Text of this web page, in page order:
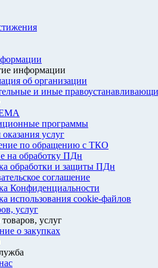
информации
об организации
и иные
программы
услуг
по обращению с ТКО
на обработку ПДн
обработки и защиты ПДн
соглашение
Конфиденциальности
использования cookie-файлов
услуг
услуг
о закупках